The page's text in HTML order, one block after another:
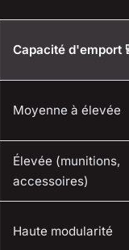
Capacité d'emport
Moyenne à élevée
Élevée (munitions,
accessoires)
Haute modularité